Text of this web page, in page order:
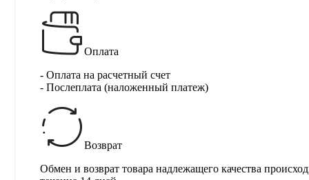
Оплата
- Оплата на расчетный счет
- Послеплата (наложенный платеж)
Возврат
Обмен и возврат товара надлежащего качества